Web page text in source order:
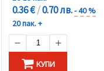
0.36 €/0.70 лв.- 40 %
20 пак. +
КУПИ